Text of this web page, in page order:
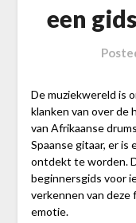
een
De muziekwereld is
klanken van over de
van Afrikaanse
Spaanse gitaar, er is
ontdekt te worden.
beginnersgids voor
verkennen van deze
emotie.